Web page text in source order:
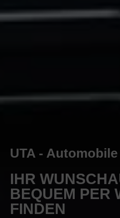
UTA - Automobile
IHR
BEQUEM PER
FINDEN